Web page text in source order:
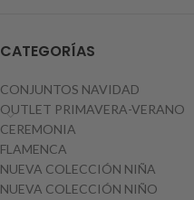
CATEGORÍAS
CONJUNTOS NAVIDAD
OUTLET PRIMAVERA-VERANO
CEREMONIA
FLAMENCA
NUEVA COLECCIÓN NIÑA
NUEVA COLECCIÓN NIÑO